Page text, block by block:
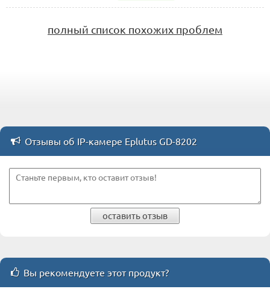
полный список похожих проблем
Отзывы об IP-камере Eplutus GD-8202
оставить отзыв
Вы рекомендуете этот продукт?